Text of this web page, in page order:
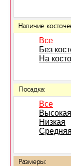
Наличие
Все
Без
На
Посадка:
Все
Высокая
Низкая
Средняя
Размеры: